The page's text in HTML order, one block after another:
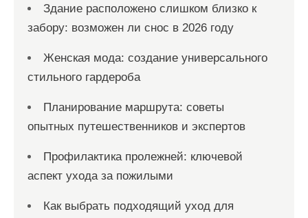
Здание расположено слишком близко к
забору: возможен ли снос в 2026 году
Женская мода: создание универсального
стильного гардероба
Планирование маршрута: советы
опытных путешественников и экспертов
Профилактика пролежней: ключевой
аспект ухода за пожилыми
Как выбрать подходящий уход для